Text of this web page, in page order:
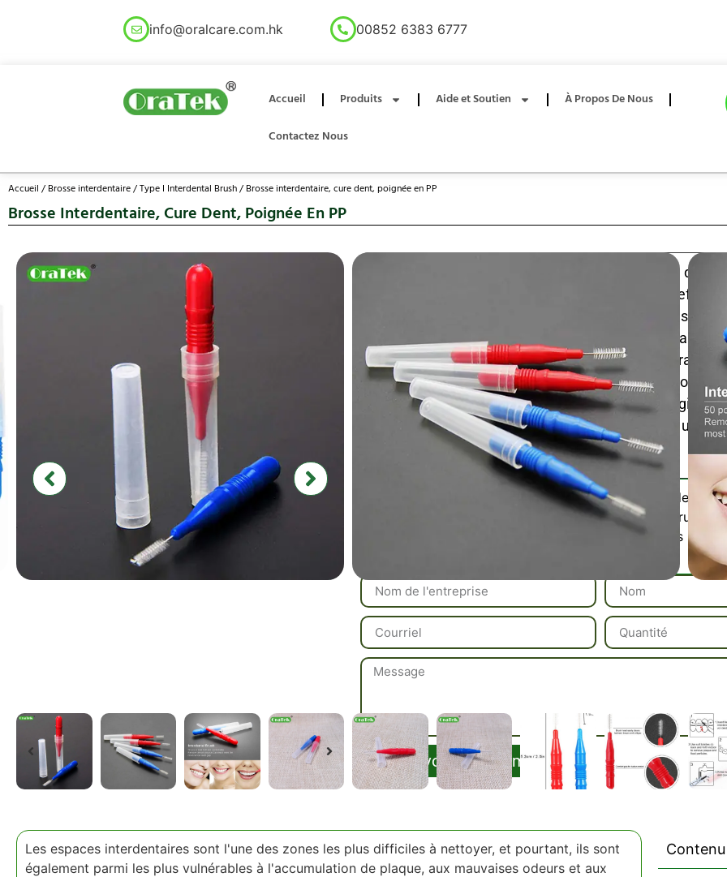
info@oralcare.com.hk 00852 6383 6777
Accueil Produits Aide et Soutien
À Propos De Nous
Contactez Nous
Accueil / Brosse interdentaire/Type I Interdental Brush/ Brosse interdentaire, cure dent, poignée en PP
Brosse Interdentaire, Cure Dent, Poignée En PP
Une brosse interdentaire avec une pique, dotée
ergonomique en PP, offre un nettoyage doux et
ainsi que autour des appareils orthodontiques,
implants. Les poils en nylon flexibles éliminent la
débris alimentaires, tandis que la poignée durable
offre une prise confortable et antidérapante pour
Compacte et réutilisable, idéale pour l’hygiène
quotidienne et les voyages, afin de maintenir un
gencives plus saines.
Brosse interdentaire
Interdental Brush
Veuillez Nous
Envoyer Le Formulaire
Les espaces interdentaires sont l'une des zones les plus difficiles à nettoyer, et pourtant, ils sont
également parmi les plus vulnérables à l'accumulation de plaque, aux mauvaises odeurs et aux